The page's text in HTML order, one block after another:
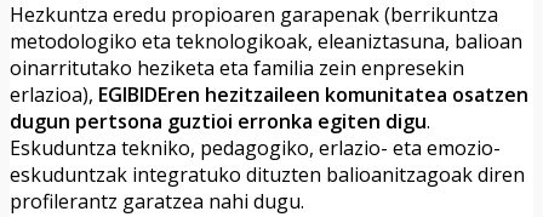
Hezkuntza eredu propioaren garapenak (berrikuntza
metodologiko eta teknologikoak, eleaniztasuna, balioan
oinarritutako heziketa eta familia zein enpresekin
erlazioa), EGIBIDEren hezitzaileen komunitatea osatzen
dugun pertsona guztioi erronka egiten digu.
Eskuduntza tekniko, pedagogiko, erlazio- eta emozio-
eskuduntzak integratuko dituzten balioanitzagoak diren
profilerantz garatzea nahi dugu.